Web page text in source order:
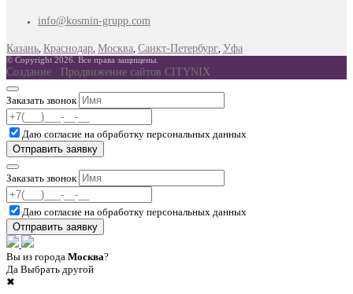
info@kosmin-grupp.com
Казань, Краснодар, Москва, Санкт-Петербург, Уфа
© Copyright 2026. Все права защищены.
Создание и Продвижение сайтов CITYNIX
Заказать звонок
Даю согласие на обработку персональных данных
Заказать звонок
Даю согласие на обработку персональных данных
Вы из города Москва?
Да Выбрать другой
✖